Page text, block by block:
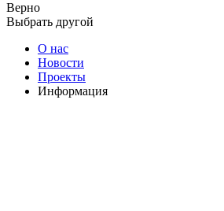
Верно
Выбрать другой
О нас
Новости
Проекты
Информация